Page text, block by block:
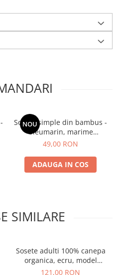
NOU
Sosete simple din bambus -
bleumarin, marime
universala
49,00 RON
ADAUGA IN COS
SIMILARE
Sosete adulti 100% canepa
organica, ecru, model
Enrico
121,00 RON